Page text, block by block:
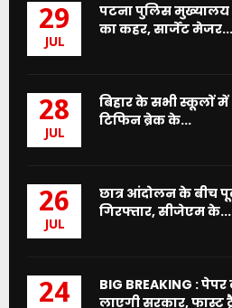
29
JUL
पटना पुलिस मुख्यालय
का कहर, सार्जेंट मेजर...
28
JUL
बिहार के सभी स्कूलों
टिफिन ब्रेक के...
26
JUL
छात्र आंदोलन के बीच
गिरफ्तार, सीजेएम के...
24
BIG BREAKING :
लाएगी सरकार, फास्ट